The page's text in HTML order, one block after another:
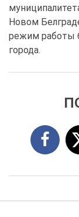
Новом
режим работы
города.